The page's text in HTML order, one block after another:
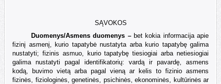
SĄVOKOS
Duomenys/Asmens duomenys – bet kokia informacija apie
fizinį asmenį, kurio tapatybė nustatyta arba kurio tapatybę galima
nustatyti; fizinis asmuo, kurio tapatybę tiesiogiai arba netiesiogiai
galima nustatyti pagal identifikatorių: vardą ir pavardę, asmens
kodą, buvimo vietą arba pagal vieną ar kelis to fizinio asmens
fizinės, fiziologinės, genetinės, psichinės, ekonominės, kultūrinės ar